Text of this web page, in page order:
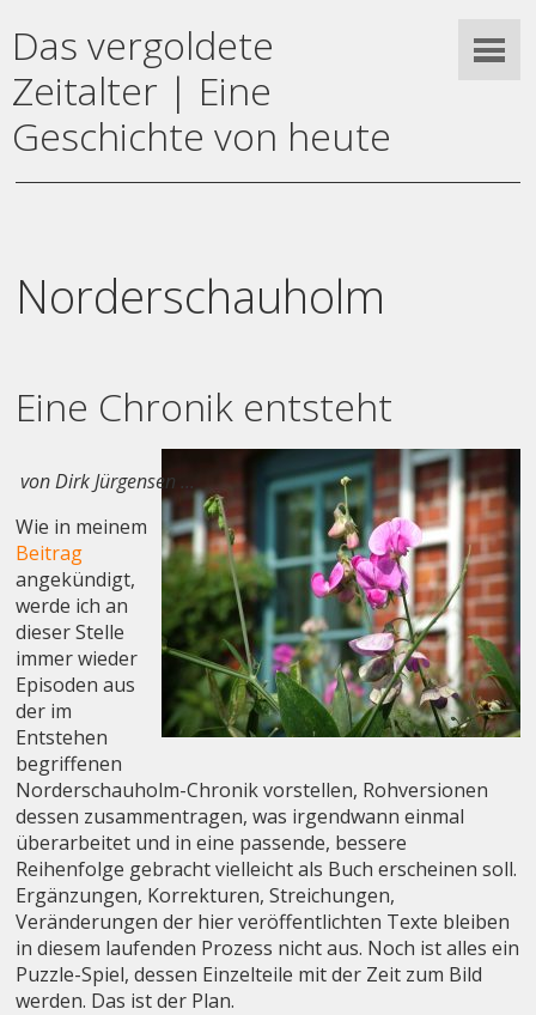
Das vergoldete
Zeitalter | Eine
Geschichte von heute
Norderschauholm
Eine Chronik entsteht
von Dirk Jürgensen ...
Wie in meinem
Beitrag
angekündigt,
werde ich an
dieser Stelle
immer wieder
Episoden aus
der im
Entstehen
begriffenen
Norderschauholm-Chronik vorstellen, Rohversionen
dessen zusammentragen, was irgendwann einmal
überarbeitet und in eine passende, bessere
Reihenfolge gebracht vielleicht als Buch erscheinen soll.
Ergänzungen, Korrekturen, Streichungen,
Veränderungen der hier veröffentlichten Texte bleiben
in diesem laufenden Prozess nicht aus. Noch ist alles ein
Puzzle-Spiel, dessen Einzelteile mit der Zeit zum Bild
werden. Das ist der Plan.